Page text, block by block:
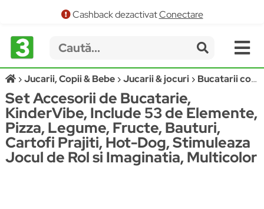
Cashback dezactivatConectare
Jucarii, Copii & Bebe Jucarii & jocuri Bucatarii copii
Set Accesorii de Bucatarie,
KinderVibe, Include 53 de Elemente,
Pizza, Legume, Fructe, Bauturi,
Cartofi Prajiti, Hot-Dog, Stimuleaza
Jocul de Rol si Imaginatia, Multicolor